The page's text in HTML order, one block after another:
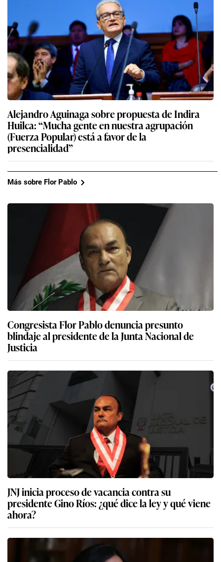
Alejandro Aguinaga sobre propuesta de Indira
Huilca: “Mucha gente en nuestra agrupación
(Fuerza Popular) está a favor de la
presencialidad”
Más sobre Flor Pablo
Congresista Flor Pablo denuncia presunto
blindaje al presidente de la Junta Nacional de
Justicia
JNJ inicia proceso de vacancia contra su
presidente Gino Ríos: ¿qué dice la ley y qué viene
ahora?